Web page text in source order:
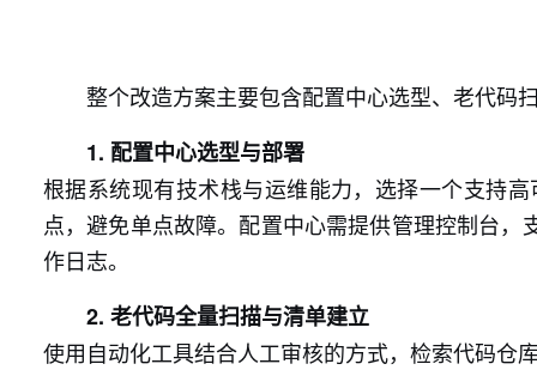
整个改造方案主要包含配置中心选型、老代码
1. 配置中心选型与部署
根据系统现有技术栈与运维能力，选择一个支持
点，避免单点故障。配置中心需提供管理控制台
作日志。
2. 老代码全量扫描与清单建立
使用自动化工具结合人工审核的方式，检索代码仓